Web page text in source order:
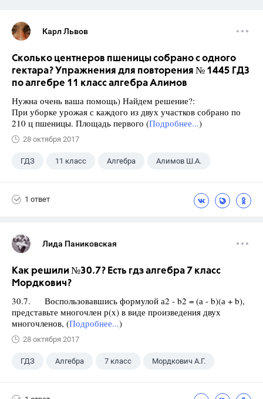
Карл Львов
Сколько центнеров пшеницы собрано с одного
гектара? Упражнения для повторения № 1445 ГДЗ
по алгебре 11 класс алгебра Алимов
Нужна очень ваша помощь) Найдем решение?:
При уборке урожая с каждого из двух участков собрано по
210 ц пшеницы. Площадь первого (Подробнее...)
28 октября 2017
ГДЗ 11 класс Алгебра Алимов Ш.А.
1 ответ
Лида Паниковская
Как решили №30.7? Есть гдз алгебра 7 класс
Мордкович?
30.7. Воспользовавшись формулой а2 - b2 = (а - b)(а + b),
представьте многочлен р(x) в виде произведения двух
многочленов, (Подробнее...)
28 октября 2017
ГДЗ Алгебра 7 класс Мордкович А.Г.